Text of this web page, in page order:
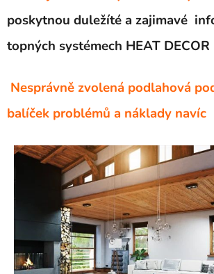
poskytnou duležíté a zajimavé
topných systémech HEAT DECOR
Nesprávně zvolená podlahová
balíček problémů a náklady navíc